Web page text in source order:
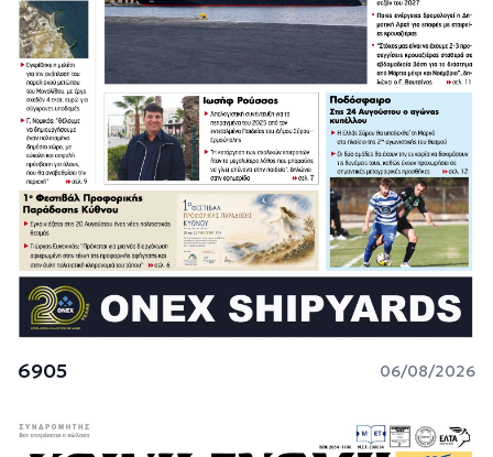
6905 06/08/2026